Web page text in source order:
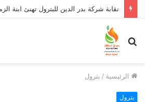
بحث
عن
الرئيسية / بترول
بترول